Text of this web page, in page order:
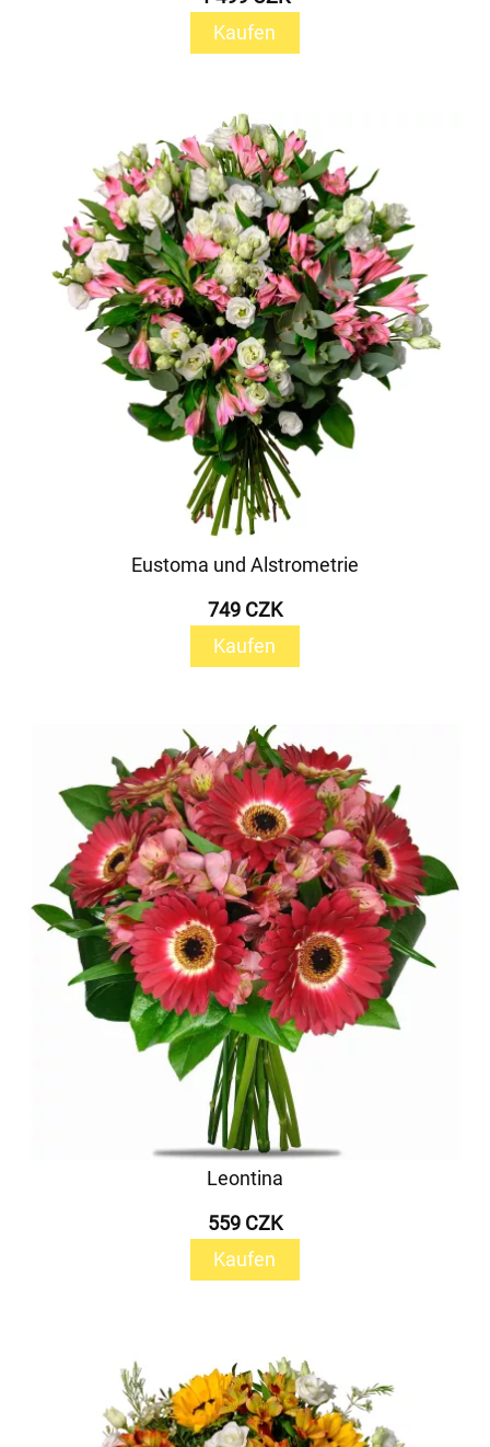
Kaufen
Eustoma und Alstrometrie
749 CZK
Kaufen
Leontina
559 CZK
Kaufen